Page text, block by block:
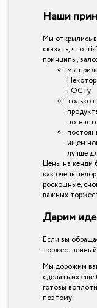
Наши
Мы открылись
сказать, что
принципы,
мы
ГОСТу.
только
по-
ищем
лучше
Цены на кенди
как очень
роскошные,
важных
Дарим
Если вы
Мы дорожим
сделать их
готовы
поэтому: